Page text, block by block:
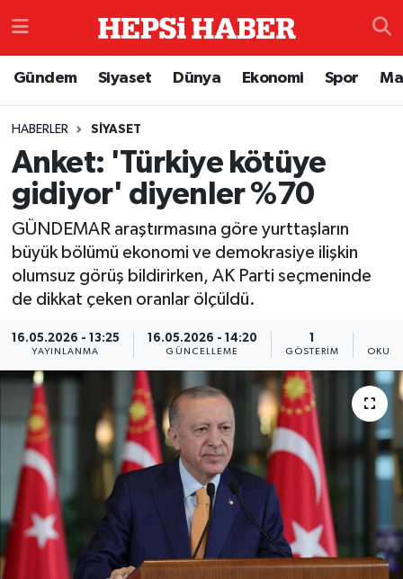
Gündem Siyaset Dünya Ekonomi Spor
HABERLER SIYASET
Anket: 'Türkiye kötüye
gidiyor' diyenler %70
GÜNDEMAR araştırmasına göre yurttaşların
büyük bölümü ekonomi ve demokrasiye ilişkin
olumsuz görüş bildirirken, AK Parti seçmeninde
de dikkat çeken oranlar ölçüldü.
16.05.2026 - 13:25
YAYINLANMA
16.05.2026 - 14:20
GÜNCELLEME
1
GÖSTERIM
Çevre
Dünya
Eğitim
Ekonomi
Genel
Magazin
Özel Haber
Sağlık
Siyaset
İzmir Namaz Vakitleri
İstanbul Trafik Yoğunluk Haritası
Süper Lig Puan Durumu ve Fikstür
Tüm Manşetler
Son Dakika Haberleri
Haber Arşivi